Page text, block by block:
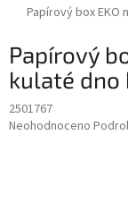
Papírový box EKO
Papírový
kulaté dno
2501767
Průměrné
Neohodnoceno